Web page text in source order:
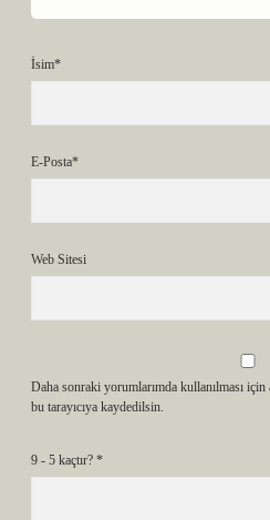
İsim*
E-Posta*
Web Sitesi
Daha sonraki yorumlarımda kullanılması
bu tarayıcıya kaydedilsin.
9 - 5 kaçtır? *